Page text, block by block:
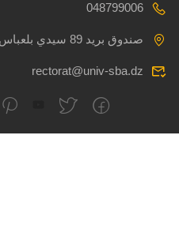
048799006
صندوق بريد 89 سيدي بلعباس الجزائر
rectorat@univ-sba.dz